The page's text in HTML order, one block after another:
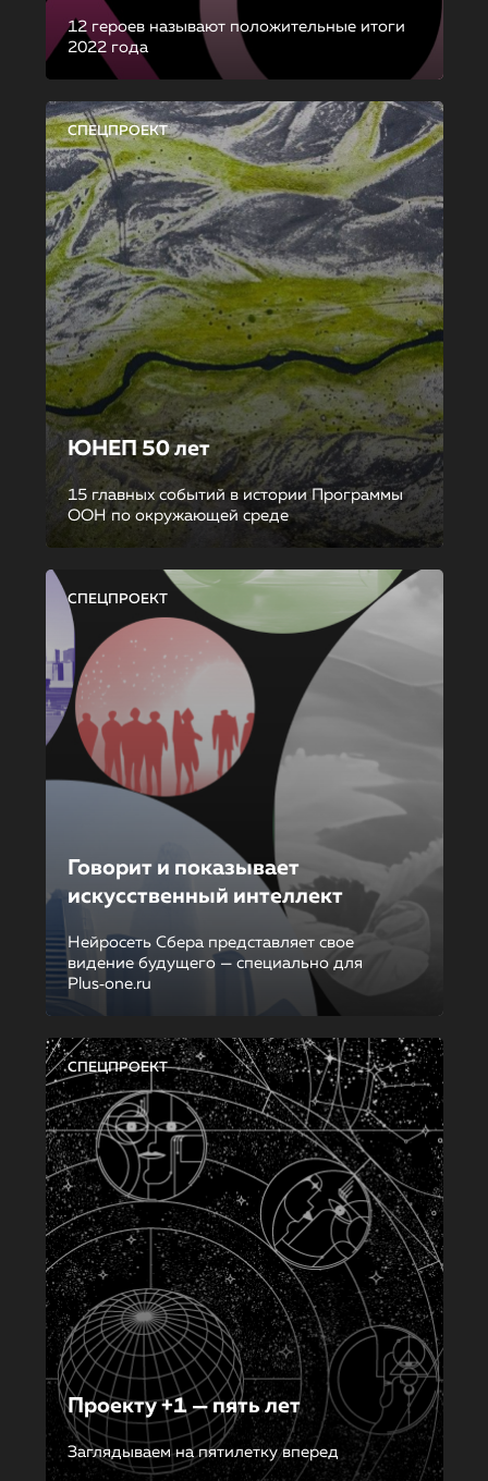
12 героев называют положительные итоги
2022 года
СПЕЦПРОЕКТ
ЮНЕП 50 лет
15 главных событий в истории Программы
ООН по окружающей среде
СПЕЦПРОЕКТ
Говорит и показывает
искусственный интеллект
Нейросеть Сбера представляет свое
видение будущего — специально для
Plus‑one.ru
СПЕЦПРОЕКТ
Проекту +1 — пять лет
Заглядываем на пятилетку вперед